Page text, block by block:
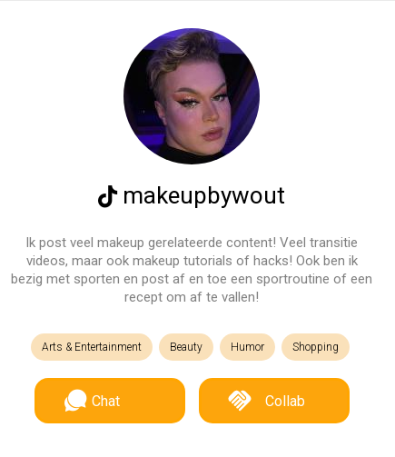
makeupbywout
Ik post veel makeup gerelateerde content! Veel transitie
videos, maar ook makeup tutorials of hacks! Ook ben ik
bezig met sporten en post af en toe een sportroutine of een
recept om af te vallen!
Arts & Entertainment Beauty Humor Shopping
Chat Collab